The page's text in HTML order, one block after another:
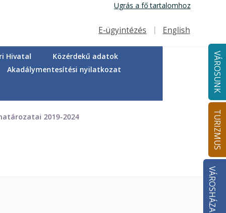
Ugrás a fő tartalomhoz
Felső navigáció
E-ügyintézés English
VÁROSUNK
TURIZMUS
VÁROSHÁZA
Hivatal
Közérdekű adatok
Akadálymentesítési nyilatkozat
2019-2024